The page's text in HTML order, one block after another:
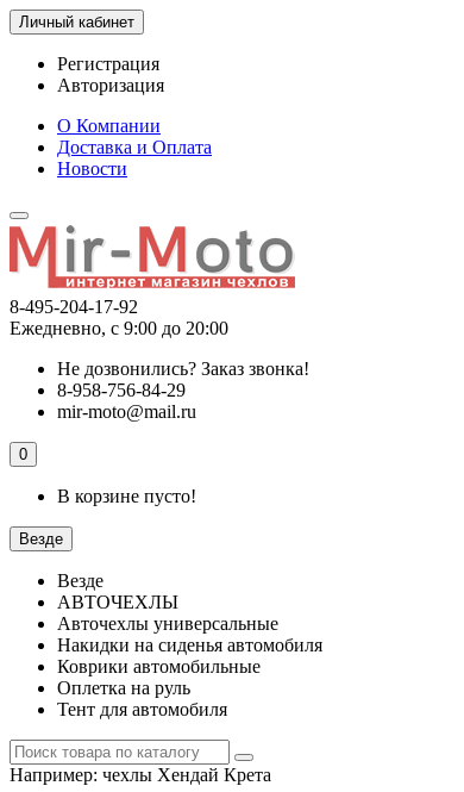
Личный кабинет
Регистрация
Авторизация
О Компании
Доставка и Оплата
Новости
8-495-204-17-92
Ежедневно, с 9:00 до 20:00
Не дозвонились? Заказ звонка!
8-958-756-84-29
mir-moto@mail.ru
0
В корзине пусто!
Везде
Везде
АВТОЧЕХЛЫ
Авточехлы универсальные
Накидки на сиденья автомобиля
Коврики автомобильные
Оплетка на руль
Тент для автомобиля
Например: чехлы Хендай Крета